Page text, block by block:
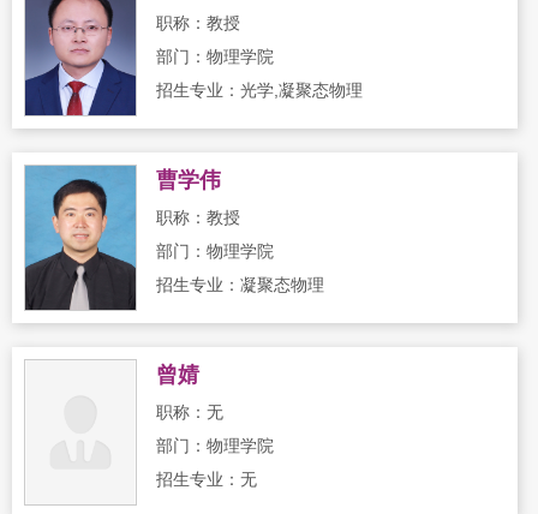
职称：教授
部门：物理学院
招生专业：光学,凝聚态物理
曹学伟
职称：教授
部门：物理学院
招生专业：凝聚态物理
曾婧
职称：无
部门：物理学院
招生专业：无